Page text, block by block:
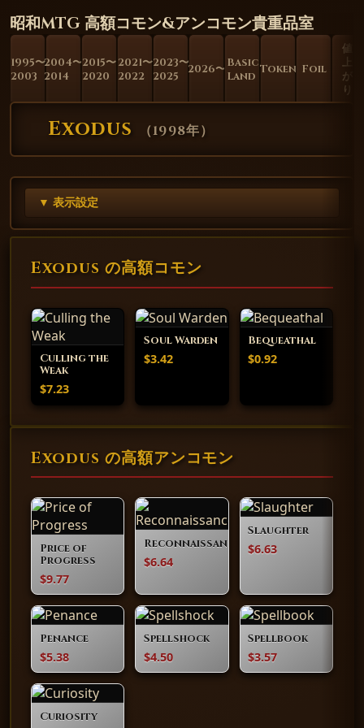
昭和MTG 高額コモン&アンコモン貴重品室
1995〜
2003
2004〜
2014
2015〜
2020
2021〜
2022
2023〜
2025
2026〜 Basic
Land Token Foil
値
上
が
り
Exodus （1998年）
▼ 表示設定
Exodus の高額コモン
Culling the
Weak
$7.23
Soul Warden
$3.42
Bequeathal
$0.92
Exodus の高額アンコモン
Price of
Progress
$9.77
Reconnaissance
$6.64
Slaughter
$6.63
Penance
$5.38
Spellshock
$4.50
Spellbook
$3.57
Curiosity